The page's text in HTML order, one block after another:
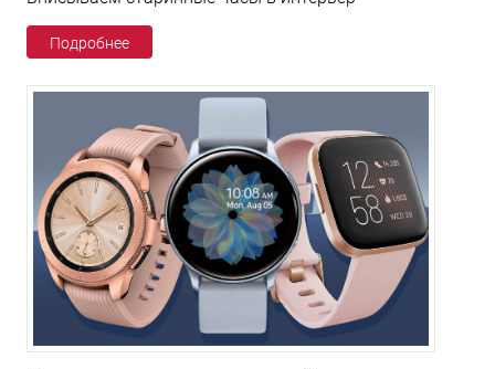
Подробнее